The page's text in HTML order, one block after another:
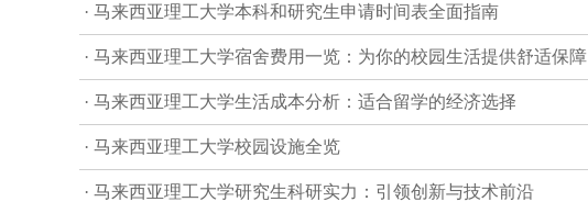
· 马来西亚理工大学本科和研究生申请时间表全面指南
· 马来西亚理工大学宿舍费用一览：为你的校园生活提供舒适保障
· 马来西亚理工大学生活成本分析：适合留学的经济选择
· 马来西亚理工大学校园设施全览
· 马来西亚理工大学研究生科研实力：引领创新与技术前沿